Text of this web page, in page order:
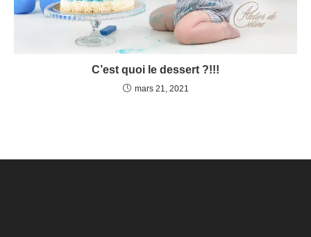
C’est quoi le dessert ?!!!
mars 21, 2021